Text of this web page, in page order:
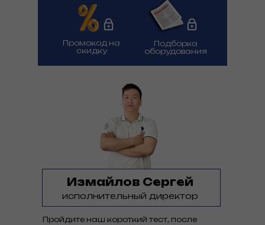
Измайлов Сергей
Пройдите наш короткий тест, после
исполнительный директор
Промокод на
скидку
Подборка
оборудования